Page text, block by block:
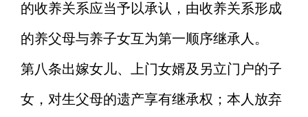
的收养关系应当予以承认，由收养关系形成
的养父母与养子女互为第一顺序继承人。
第八条出嫁女儿、上门女婿及另立门户的子
女，对生父母的遗产享有继承权；本人放弃